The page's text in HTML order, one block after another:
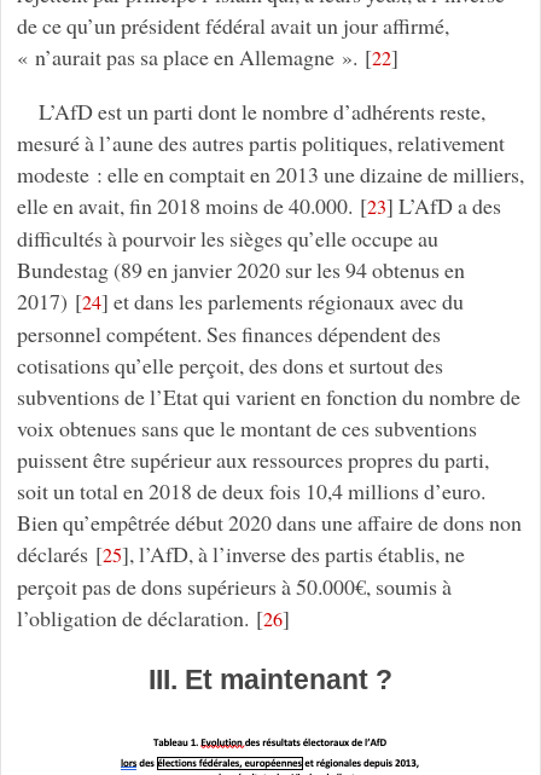
de ce qu’un président fédéral avait un jour affirmé,
« n’aurait pas sa place en Allemagne ». [22]
L’AfD est un parti dont le nombre d’adhérents reste,
mesuré à l’aune des autres partis politiques, relativement
modeste : elle en comptait en 2013 une dizaine de milliers,
elle en avait, fin 2018 moins de 40.000. [23] L’AfD a des
difficultés à pourvoir les sièges qu’elle occupe au
Bundestag (89 en janvier 2020 sur les 94 obtenus en
2017) [24] et dans les parlements régionaux avec du
personnel compétent. Ses finances dépendent des
cotisations qu’elle perçoit, des dons et surtout des
subventions de l’Etat qui varient en fonction du nombre de
voix obtenues sans que le montant de ces subventions
puissent être supérieur aux ressources propres du parti,
soit un total en 2018 de deux fois 10,4 millions d’euro.
Bien qu’empêtrée début 2020 dans une affaire de dons non
déclarés [25], l’AfD, à l’inverse des partis établis, ne
perçoit pas de dons supérieurs à 50.000€, soumis à
l’obligation de déclaration. [26]
III. Et maintenant ?